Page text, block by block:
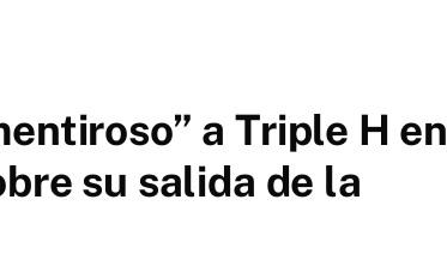
a Triple H en
su salida de la